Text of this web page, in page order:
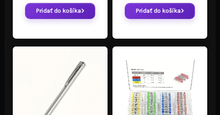
Pridať do košíka Pridať do košíka